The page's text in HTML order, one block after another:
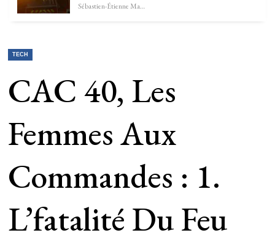
Sébastien-Étienne Marechal
TECH
CAC 40, Les
Femmes Aux
Commandes : 1.
L’fatalité Du Feu